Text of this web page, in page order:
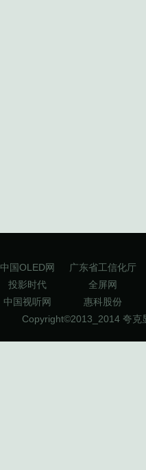
中国OLED网
广东省工信化厅
投影时代
全屏网
中国视听网
惠科股份
Copyright©2013_2014 夸克